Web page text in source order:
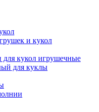
и кукол
кукол игрушечные
для куклы